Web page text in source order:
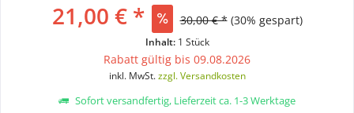
21,00 € * 30,00 € * (30% gespart)
Inhalt: 1 Stück
Rabatt gültig bis 09.08.2026
inkl. MwSt.zzgl. Versandkosten
Sofort versandfertig, Lieferzeit ca. 1-3 Werktage